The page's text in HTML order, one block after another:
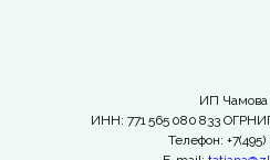
ИП
ИНН: 771 565 080 833
Телефон: +7(495)